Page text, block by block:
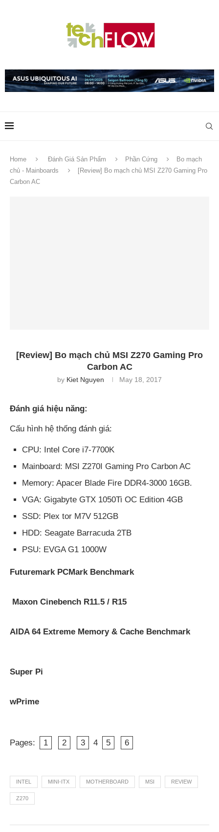
Home Đánh Giá Sản Phẩm Phần Cứng
Bo mạch
chủ - Mainboards
[Review] Bo mạch chủ MSI Z270 Gaming Pro
Carbon AC
[Review] Bo mạch chủ MSI Z270 Gaming Pro
Carbon AC
by Kiet Nguyen May 18, 2017
Đánh giá hiệu năng:
Cấu hình hệ thống đánh giá:
CPU: Intel Core i7-7700K
Mainboard: MSI Z270I Gaming Pro Carbon AC
Memory: Apacer Blade Fire DDR4-3000 16GB.
VGA: Gigabyte GTX 1050Ti OC Edition 4GB
SSD: Plex tor M7V 512GB
HDD: Seagate Barracuda 2TB
PSU: EVGA G1 1000W
Futuremark PCMark Benchmark
Maxon Cinebench R11.5 / R15
AIDA 64 Extreme Memory & Cache Benchmark
Super Pi
wPrime
Pages: 1 2 3 4 5 6
INTEL MINI-ITX MOTHERBOARD MSI REVIEW
Z270